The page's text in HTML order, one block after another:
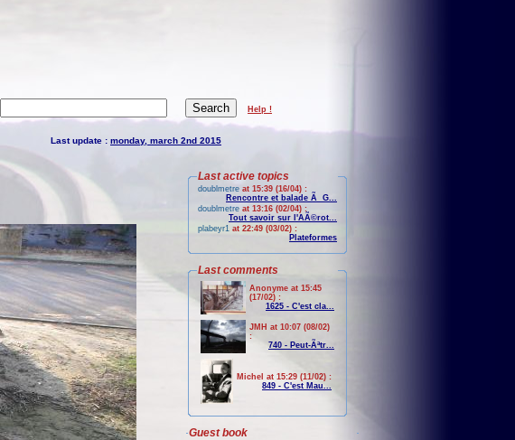
Help !
Last update : monday, march 2nd 2015
Last active topics
doublmetre at 15:39 (16/04) :
Rencontre et balade Ã G...
doublmetre at 13:16 (02/04) :
Tout savoir sur l'AÃ©rot...
plabeyr1 at 22:49 (03/02) :
Plateformes
Last comments
Anonyme at 15:45
(17/02) :
1625 - C'est cla...
JMH at 10:07 (08/02)
:
740 - Peut-Ãªtr...
Michel at 15:29 (11/02) :
849 - C'est Mau...
Guest book